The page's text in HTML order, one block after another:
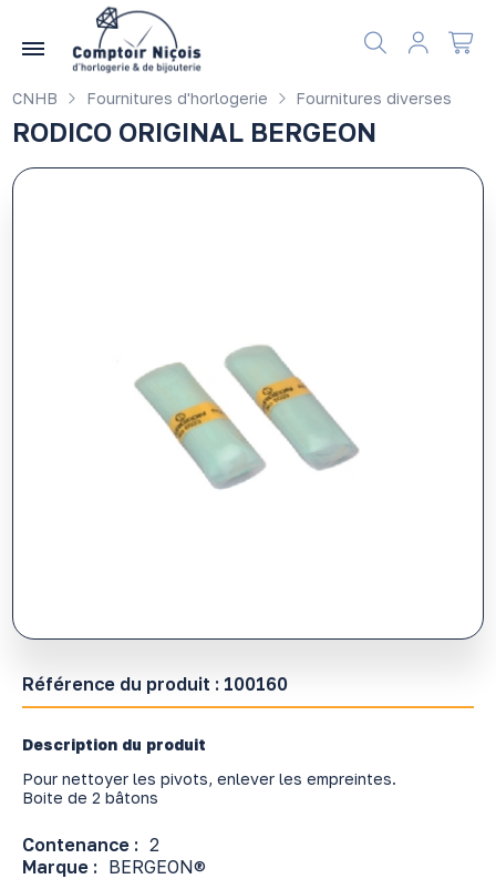
CNHB Fournitures d'horlogerie Fournitures diverses
RODICO ORIGINAL BERGEON
Référence du produit : 100160
Description du produit
Pour nettoyer les pivots, enlever les empreintes.
Boite de 2 bâtons
Contenance : 2
Marque : BERGEON®
Gérer les préférences en matière de cookies